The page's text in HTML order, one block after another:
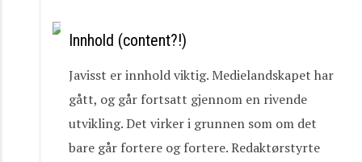
Innhold (content?!)
Javisst er innhold viktig. Medielandskapet har
gått, og går fortsatt gjennom en rivende
utvikling. Det virker i grunnen som om det
bare går fortere og fortere. Redaktørstyrte